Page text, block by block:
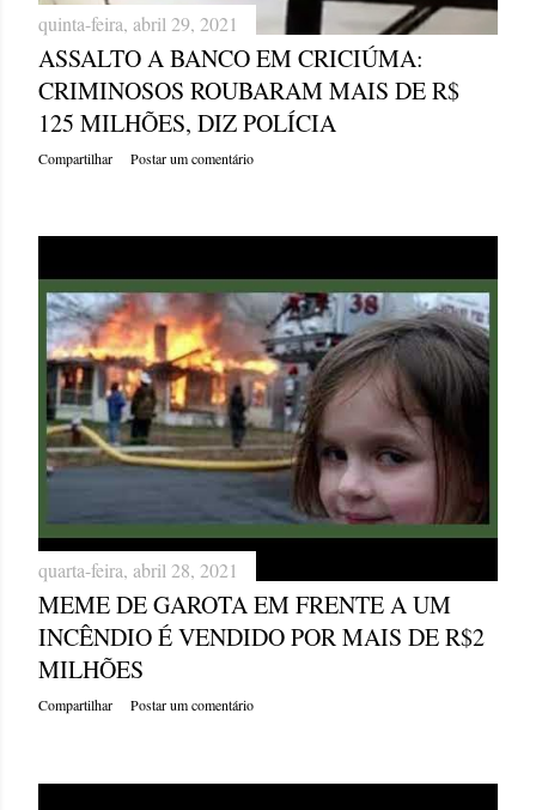
quinta-feira, abril 29, 2021
ASSALTO A BANCO EM CRICIÚMA:
CRIMINOSOS ROUBARAM MAIS DE R$
125 MILHÕES, DIZ POLÍCIA
Compartilhar Postar um comentário
quarta-feira, abril 28, 2021
MEME DE GAROTA EM FRENTE A UM
INCÊNDIO É VENDIDO POR MAIS DE R$2
MILHÕES
Compartilhar Postar um comentário